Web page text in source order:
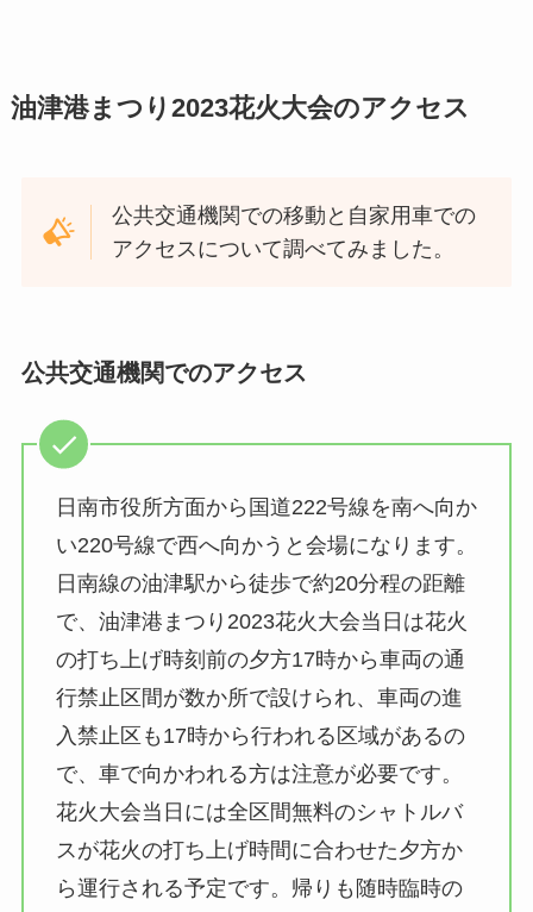
油津港まつり2023花火大会のアクセス
公共交通機関での移動と自家用車での
アクセスについて調べてみました。
公共交通機関でのアクセス
日南市役所方面から国道222号線を南へ向か
い220号線で西へ向かうと会場になります。
日南線の油津駅から徒歩で約20分程の距離
で、油津港まつり2023花火大会当日は花火
の打ち上げ時刻前の夕方17時から車両の通
行禁止区間が数か所で設けられ、車両の進
入禁止区も17時から行われる区域があるの
で、車で向かわれる方は注意が必要です。
花火大会当日には全区間無料のシャトルバ
スが花火の打ち上げ時間に合わせた夕方か
ら運行される予定です。帰りも随時臨時の